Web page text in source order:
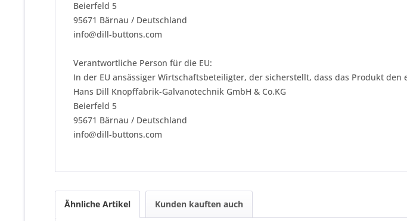
Beierfeld 5
95671 Bärnau / Deutschland
info@dill-buttons.com
Verantwortliche Person für die EU:
In der EU ansässiger Wirtschaftsbeteiligter, der sicherstellt, dass das Produkt
Hans Dill Knopffabrik-Galvanotechnik GmbH & Co.KG
Beierfeld 5
95671 Bärnau / Deutschland
info@dill-buttons.com
Ähnliche Artikel Kunden kauften auch